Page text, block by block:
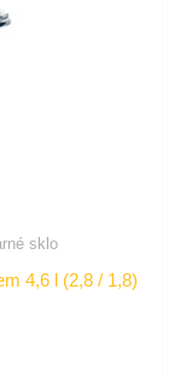
sklo
4,6 l (2,8 / 1,8)